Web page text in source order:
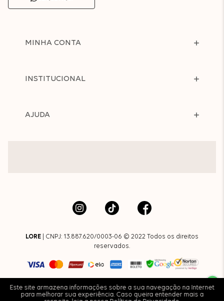
Este site armazena informações sobre a sua navegação na Internet
para melhorar sua experiência. Caso queira entender mais a
MINHA CONTA
INSTITUCIONAL
AJUDA
LORE | CNPJ: 13.887.620/0003-06 © 2022 Todos os direitos
reservados.